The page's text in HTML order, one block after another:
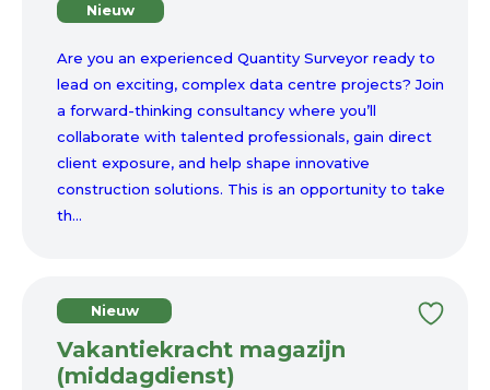
Nieuw
Are you an experienced Quantity Surveyor ready to
lead on exciting, complex data centre projects? Join
a forward-thinking consultancy where you’ll
collaborate with talented professionals, gain direct
client exposure, and help shape innovative
construction solutions. This is an opportunity to take
th...
Nieuw
Vakantiekracht magazijn
(middagdienst)